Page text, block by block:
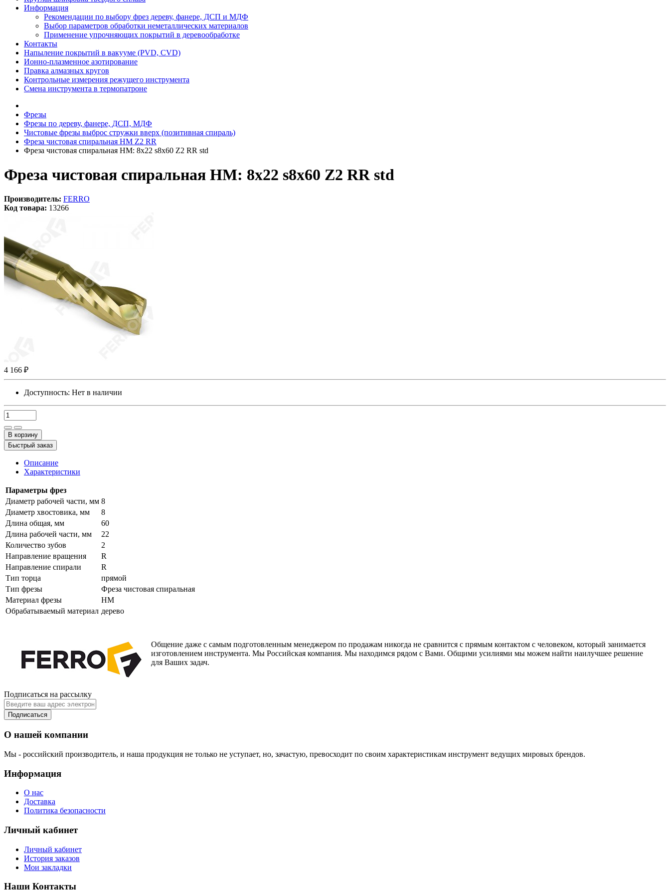
Информация
Рекомендации по выбору фрез дереву, фанере, ДСП и МДФ
Выбор параметров обработки неметаллических материалов
Применение упрочняющих покрытий в деревообработке
Контакты
Напыление покрытий в вакууме (PVD, CVD)
Ионно-плазменное азотирование
Правка алмазных кругов
Контрольные измерения режущего инструмента
Смена инструмента в термопатроне
Фрезы
Фрезы по дереву, фанере, ДСП, МДФ
Чистовые фрезы выброс стружки вверх (позитивная спираль)
Фреза чистовая спиральная HM Z2 RR
Фреза чистовая спиральная HM: 8x22 s8x60 Z2 RR std
Фреза чистовая спиральная HM: 8x22 s8x60 Z2 RR std
Производитель: FERRO
Код товара: 13266
4 166 ₽
Доступность: Нет в наличии
В корзину
Быстрый заказ
Описание
Характеристики
Параметры фрез
Диаметр рабочей части, мм 8
Диаметр хвостовика, мм
8
Длина общая, мм
60
Длина рабочей части, мм
22
Количество зубов
2
Направление вращения
R
Направление спирали
R
Тип торца
прямой
Тип фрезы
Фреза чистовая спиральная
Материал фрезы
HM
Обрабатываемый материал дерево
Общение даже с самым подготовленным менеджером по продажам никогда не сравнится с прямым контактом с человеком, который занимается
изготовлением инструмента. Мы Российская компания. Мы находимся рядом с Вами. Общими усилиями мы можем найти наилучшее решение
для Ваших задач.
Подписаться на рассылку
Подписаться
О нашей компании
Мы - российский производитель, и наша продукция не только не уступает, но, зачастую, превосходит по своим характеристикам инструмент ведущих мировых брендов.
Информация
О нас
Доставка
Политика безопасности
Личный кабинет
Личный кабинет
История заказов
Мои закладки
Наши Контакты